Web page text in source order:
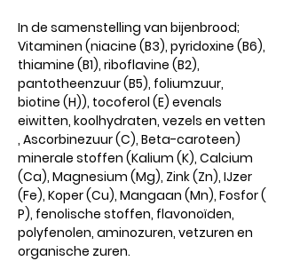
In de samenstelling van bijenbrood;
Vitaminen (niacine (B3), pyridoxine (B6),
thiamine (B1), riboflavine (B2),
pantotheenzuur (B5), foliumzuur,
biotine (H)), tocoferol (E) evenals
eiwitten, koolhydraten, vezels en vetten
, Ascorbinezuur (C), Beta-caroteen)
minerale stoffen (Kalium (K), Calcium
(Ca), Magnesium (Mg), Zink (Zn), IJzer
(Fe), Koper (Cu), Mangaan (Mn), Fosfor (
P), fenolische stoffen, flavonoïden,
polyfenolen, aminozuren, vetzuren en
organische zuren.